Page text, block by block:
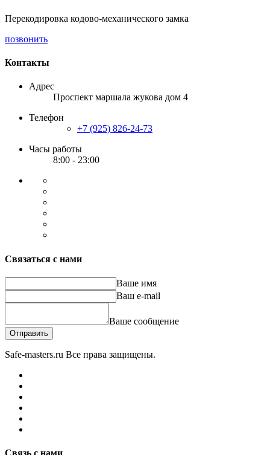
Перекодировка кодово-механического замка
позвонить
Контакты
Адрес
Проспект маршала жукова дом 4
Телефон
+7 (925) 826-24-73
Часы работы
8:00 - 23:00
Связаться с нами
Ваше имя
Ваш e-mail
Ваше сообщение
Отправить
Safe-masters.ru Все права защищены.
Связь с нами